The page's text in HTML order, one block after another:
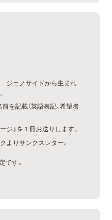
ェノサイドから生まれ
を記載（英語表記、希望者
ジ』を１冊お送りします。
よりサンクスレター。
です。